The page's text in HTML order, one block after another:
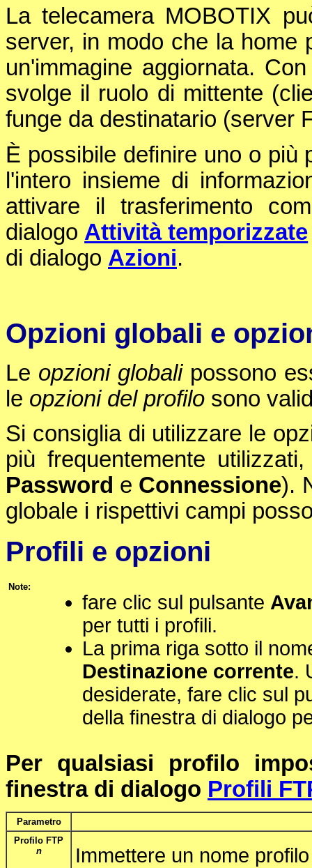
La telecamera MOBOTIX
server, in modo che la home
un'immagine aggiornata.
svolge il ruolo di mittente
funge da destinatario (server
È possibile definire uno o più
l'intero insieme di
attivare il trasferimento
dialogo Attività temporizzate
di dialogo Azioni.
Opzioni globali e
Le opzioni globalipossono
le opzioni del profilo sono
Si consiglia di utilizzare le
più frequentemente
Password e Connessione).
globale i rispettivi campi
Profili e opzioni
Note:
fare clic sul pulsante
per tutti i profili.
La prima riga sotto il
Destinazione corrente.
desiderate, fare clic sul
della finestra di dialogo
Per qualsiasi profilo
finestra di dialogo Profili
Parametro
Profilo FTP
n
Immettere un nome